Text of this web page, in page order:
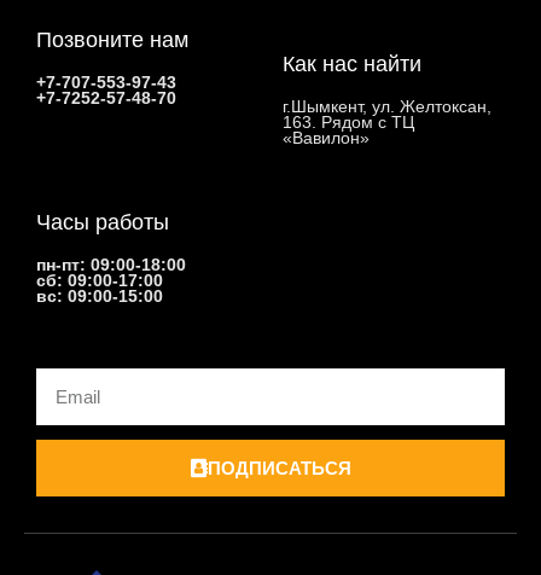
Позвоните нам
+7-707-553-97-43
+7-7252-57-48-70
Как нас найти
г.Шымкент, ул. Желтоксан,
163. Рядом с ТЦ
«Вавилон»
Часы работы
пн-пт: 09:00-18:00
сб: 09:00-17:00
вс: 09:00-15:00
Email
ПОДПИСАТЬСЯ